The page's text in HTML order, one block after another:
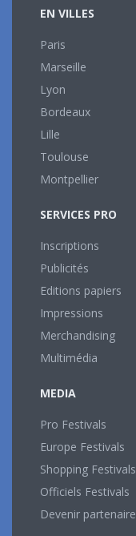
EN VILLES
Paris
Marseille
Lyon
Bordeaux
Lille
Toulouse
Montpellier
SERVICES PRO
Inscriptions
Publicités
Editions papiers
Impressions
Merchandising
Multimédia
MEDIA
Pro Festivals
Europe Festivals
Shopping Festivals
Officiels Festivals
Devenir partenaire